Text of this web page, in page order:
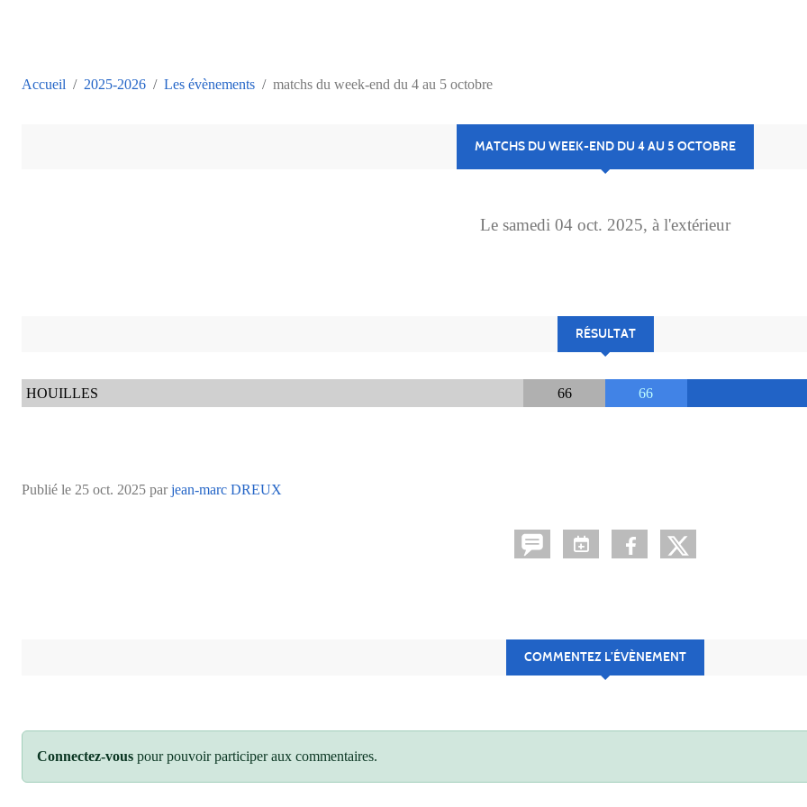
Accueil 2025-2026 Les évènements matchs du week-end du 4 au 5 octobre
MATCHS DU WEEK-END DU 4 AU 5 OCTOBRE
Le samedi 04 oct. 2025, à l'extérieur
RÉSULTAT
HOUILLES 66 66
Publié le 25 oct. 2025 parjean-marc DREUX
COMMENTEZ L’ÉVÈNEMENT
Connectez-vous pour pouvoir participer aux commentaires.